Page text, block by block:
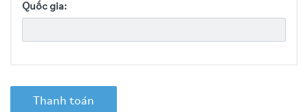
Quốc gia:
Thanh toán